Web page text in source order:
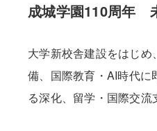
成城学園110周年
大学新校舎建設をはじ
備、国際教育・AI時代に
る深化、留学・国際交